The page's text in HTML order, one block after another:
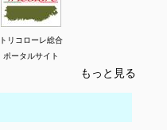
トリコローレ総合
ポータルサイト
もっと見る